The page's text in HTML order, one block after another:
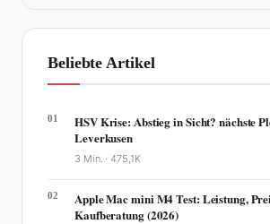
Beliebte Artikel
01
HSV Krise: Abstieg in Sicht? nächste
Leverkusen
3 Min. ·475,1K
02
Apple Mac mini M4 Test: Leistung,
Kaufberatung (2026)